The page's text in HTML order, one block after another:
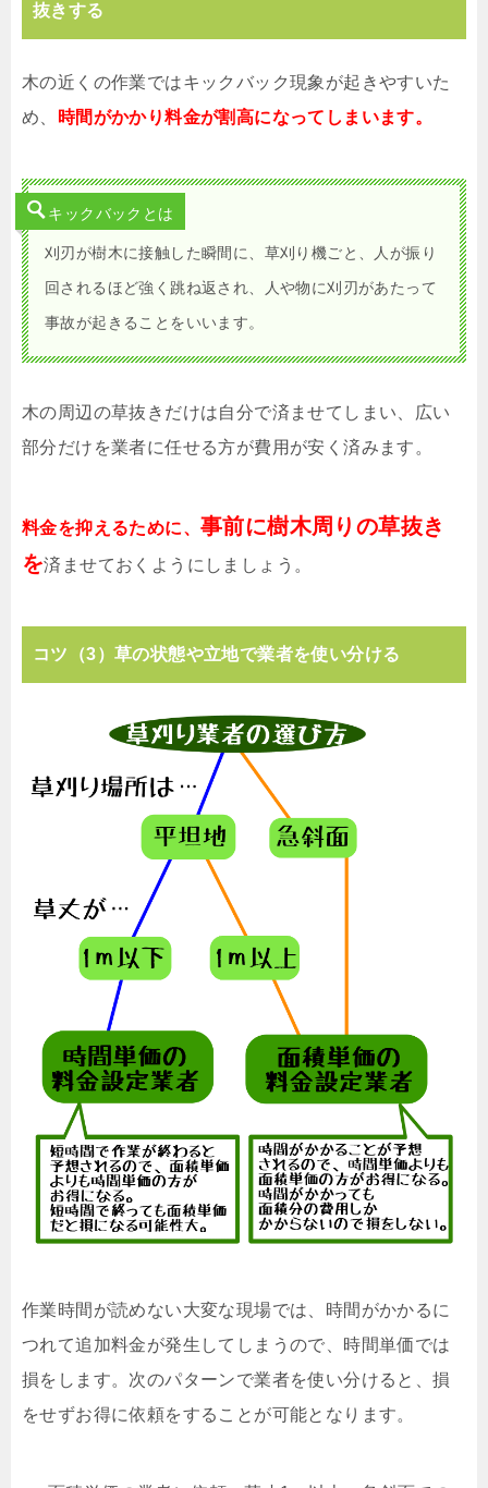
抜きする
木の近くの作業ではキックバック現象が起きやすいた
め、
時間がかかり料金が割高になってしまいます。
キックバックとは
刈刃が樹木に接触した瞬間に、草刈り機ごと、人が振り
回されるほど強く跳ね返され、人や物に刈刃があたって
事故が起きることをいいます。
木の周辺の草抜きだけは自分で済ませてしまい、広い
部分だけを業者に任せる方が費用が安く済みます。
料金を抑えるために、 事前に樹木周りの草抜き
を済ませておくようにしましょう。
コツ（3）草の状態や立地で業者を使い分ける
作業時間が読めない大変な現場では、時間がかかるに
つれて追加料金が発生してしまうので、時間単価では
損をします。次のパターンで業者を使い分けると、損
をせずお得に依頼をすることが可能となります。